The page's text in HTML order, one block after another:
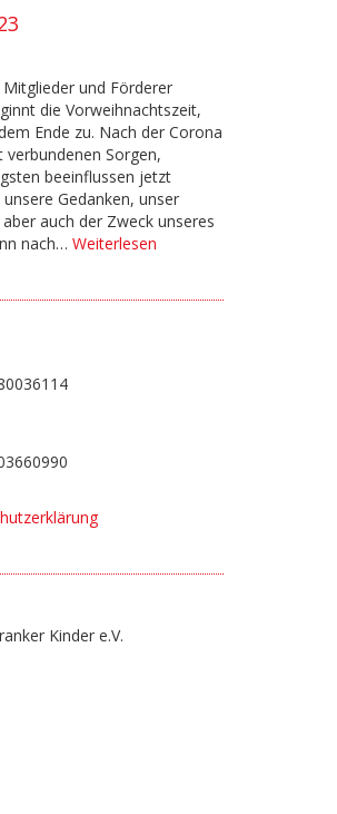
und Förderer
die Vorweihnachtszeit,
Ende zu. Nach der Corona
Sorgen,
beeinflussen jetzt
Gedanken, unser
auch der Zweck unseres
nach… Weiterlesen
Kinder e.V.